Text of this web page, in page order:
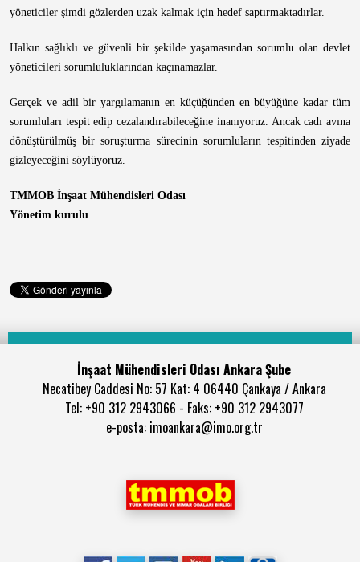
yöneticiler şimdi gözlerden uzak kalmak için hedef saptırmaktadırlar.
Halkın sağlıklı ve güvenli bir şekilde yaşamasından sorumlu olan devlet
yöneticileri sorumluluklarından kaçınamazlar.
Gerçek ve adil bir yargılamanın en küçüğünden en büyüğüne kadar tüm
sorumluları tespit edip cezalandırabileceğine inanıyoruz. Ancak cadı avına
dönüştürülmüş bir soruşturma sürecinin sorumluların tespitinden ziyade
gizleyeceğini söylüyoruz.
TMMOB İnşaat Mühendisleri Odası
Yönetim kurulu
İnşaat Mühendisleri Odası Ankara Şube
Necatibey Caddesi No: 57 Kat: 4 06440 Çankaya / Ankara
Tel: +90 312 2943066 - Faks: +90 312 2943077
e-posta: imoankara@imo.org.tr